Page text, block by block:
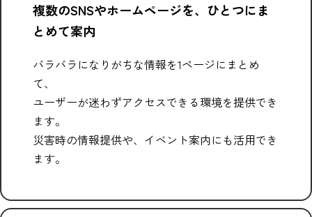
複数のSNSやホームページを、ひとつにま
とめて案内
バラバラになりがちな情報を1ページにまとめ
て、
ユーザーが迷わずアクセスできる環境を提供でき
ます。
災害時の情報提供や、イベント案内にも活用でき
ます。